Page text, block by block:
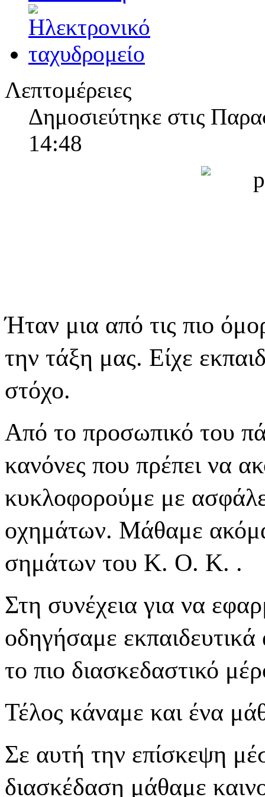
Λεπτομέρειες
Δημοσιεύτηκε στις
14:48
Ήταν μια από τις πιο
την τάξη μας. Είχε
στόχο.
Από το προσωπικό του
κανόνες που πρέπει να
κυκλοφορούμε με
οχημάτων. Μάθαμε
σημάτων του Κ. Ο. Κ. .
Στη συνέχεια για να
οδηγήσαμε
το πιο διασκεδαστικό
Τέλος κάναμε και ένα
Σε αυτή την επίσκεψη
διασκέδαση μάθαμε